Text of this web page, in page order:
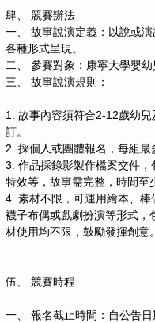
肆、 競賽辦法
一、 故事說演定義：以說或
各種形式呈現。
二、 參賽對象：康寧大學嬰幼
三、 故事說演規則：
1. 故事內容須符合2-12歲幼
訂。
2. 採個人或團體報名，每組最
3. 作品採錄影製作檔案交件
特效等，故事需完整，時間至
4. 素材不限，可運用繪本、棒
襪子布偶或戲劇扮演等形式，
材使用均不限，鼓勵發揮創意。
伍、 競賽時程
一、 報名截止時間：自公告